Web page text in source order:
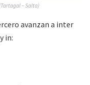
– Salta)
avanzan a inter
in: